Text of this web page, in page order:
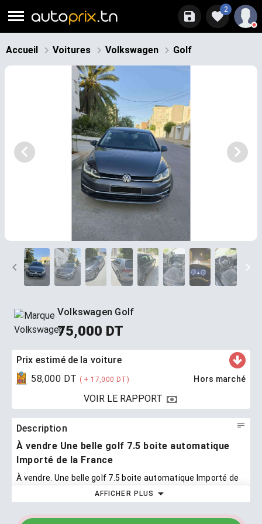
2
Accueil Voitures Volkswagen Golf
Volkswagen Golf
75,000 DT
Prix ​​estimé de la voiture
58,000 DT ( + 17,000 DT) Hors marché
VOIR LE RAPPORT
Description
À vendre Une belle golf 7.5 boite automatique
Importé de la France
À vendre. Une belle golf 7.5 boite automatique Importé de
2018 Volkswagen Golf · · 153 000 kilomètres au compteur
AFFICHER PLUS